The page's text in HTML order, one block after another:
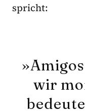
spricht:
wir